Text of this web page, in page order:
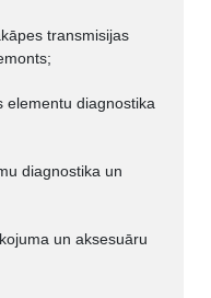
transmisijas
elementu diagnostika
diagnostika un
un aksesuāru